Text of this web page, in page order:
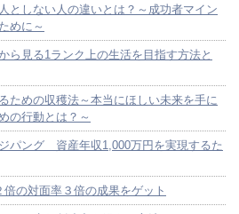
としない人の違いとは？～成功者マイン
めに～
ら見る1ランク上の生活を目指す方法と
ための収穫法～本当にほしい未来を手に
の行動とは？～
パング 資産年収1,000万円を実現するた
倍の対面率３倍の成果をゲット